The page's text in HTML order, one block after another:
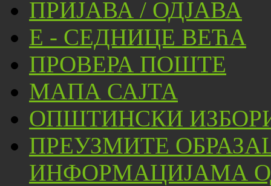
ПРИЈАВА / ОДЈАВА
Е - СЕДНИЦЕ ВЕЋА
ПРОВЕРА ПОШТЕ
МАПА САЈТА
ОПШТИНСКИ
ПРЕУЗМИТЕ
ИНФОРМАЦИЈАМА